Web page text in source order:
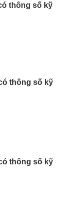
thông số kỹ
thông số kỹ
thông số kỹ